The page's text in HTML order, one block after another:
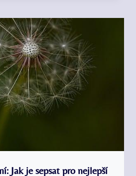
Jak je sepsat pro nejlepší